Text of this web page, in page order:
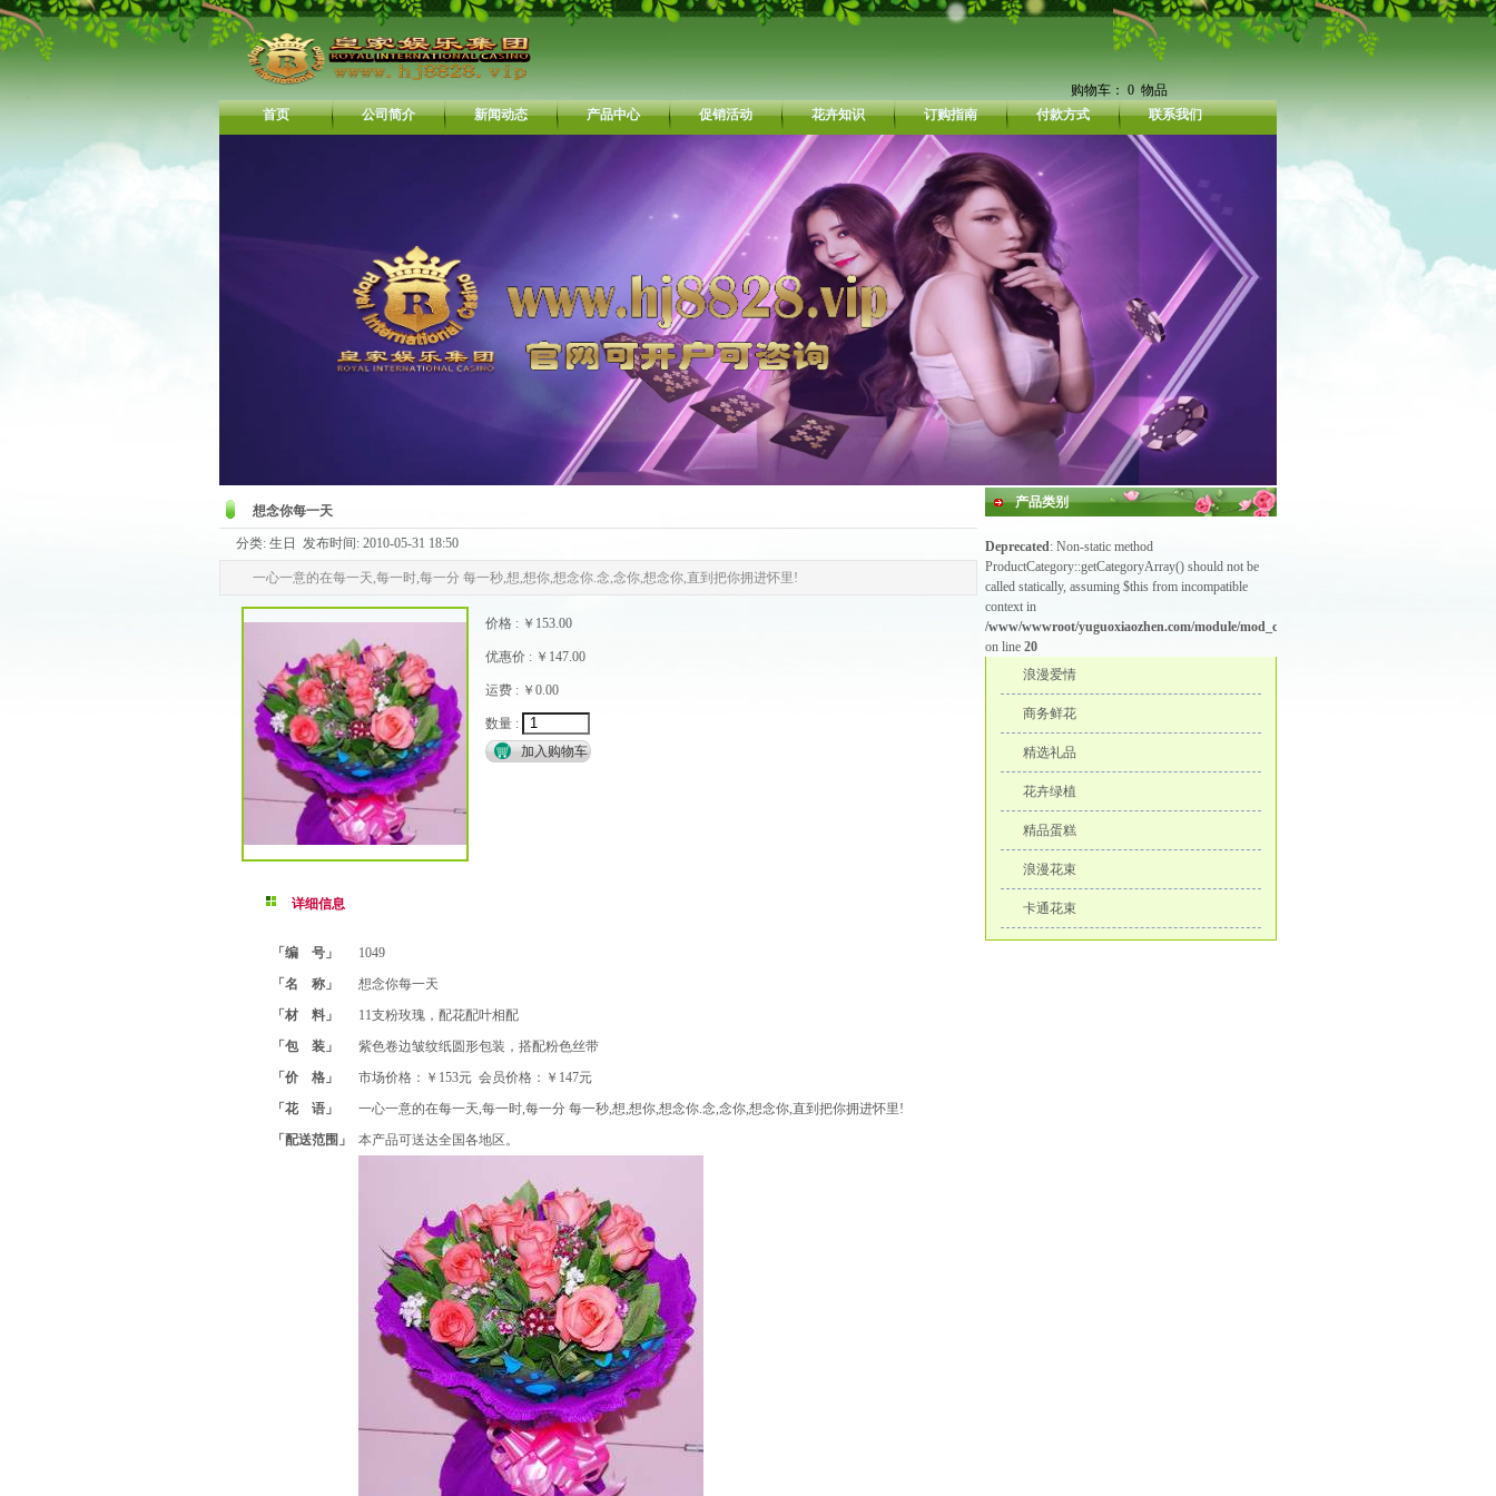
购物车： 0 物品
首页
公司简介 新闻动态 产品中心 促销活动 花卉知识 订购指南 付款方式 联系我们
想念你每一天
分类: 生日 发布时间: 2010-05-31 18:50
一心一意的在每一天,每一时,每一分 每一秒,想,想你,想念你.念,念你,想念你,直到把你拥进怀里!
价格 : ￥153.00
优惠价 : ￥147.00
运费 : ￥0.00
数量 :
详细信息
「编 号」
1049
「名 称」
想念你每一天
「材 料」
11支粉玫瑰，配花配叶相配
「包 装」
紫色卷边皱纹纸圆形包装，搭配粉色丝带
「价 格」
市场价格：￥153元 会员价格：￥147元
「花 语」
一心一意的在每一天,每一时,每一分 每一秒,想,想你,想念你.念,念你,想念你,直到把你拥进怀里!
「配送范围」
本产品可送达全国各地区。
产品类别
Deprecated: Non-static method
ProductCategory::getCategoryArray() should not be
called statically, assuming $this from incompatible
context in
/www/wwwroot/yuguoxiaozhen.com/module/mod_category_p.php
on line 20
浪漫爱情
商务鲜花
精选礼品
花卉绿植
精品蛋糕
浪漫花束
卡通花束